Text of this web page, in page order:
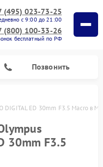
(495) 023-73-25
с 9:00 до 21:00
(800) 100-33-26
бесплатный по РФ
Позвонить
DIGITAL ED 30mm F3.5 Macro в
30mm F3.5